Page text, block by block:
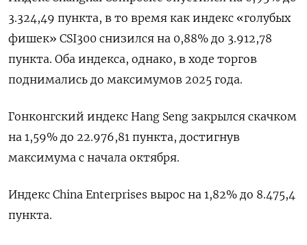
3.324,49 пункта, в то время как индекс «голубых
фишек» CSI300 снизился на 0,88% до 3.912,78
пункта. Оба индекса, однако, в ходе торгов
поднимались до максимумов 2025 года.
Гонконгский индекс Hang Seng закрылся скачком
на 1,59% до 22.976,81​ пункта, достигнув
максимума с начала октября.
Индекс China Enterprises вырос на 1,82% до 8.475,4
пункта.